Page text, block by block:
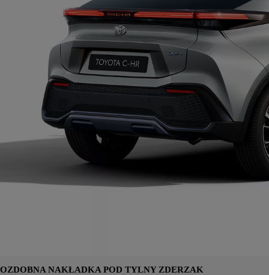
OZDOBNA NAKŁADKA POD TYLNY ZDERZAK